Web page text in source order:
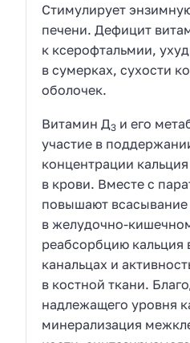
Стимулирует
печени. Дефицит
к ксерофтальмии,
в сумерках, сухости
оболочек.
Витамин Д3 и его
участие в
концентрации
в крови. Вместе с
повышают всасывание
в желудочно-
реабсорбцию кальция
канальцах и
в костной ткани.
надлежащего уровня
минерализация